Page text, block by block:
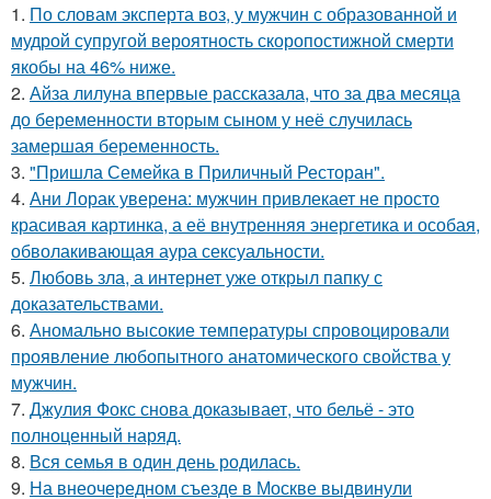
1. По словам эксперта воз, у мужчин с образованной и
мудрой супругой вероятность скоропостижной смерти
якобы на 46% ниже.
2. Айза лилуна впервые рассказала, что за два месяца
до беременности вторым сыном у неё случилась
замершая беременность.
3. "Пришла Семейка в Приличный Ресторан".
4. Ани Лорак уверена: мужчин привлекает не просто
красивая картинка, а её внутренняя энергетика и особая,
обволакивающая аура сексуальности.
5. Любовь зла, а интернет уже открыл папку с
доказательствами.
6. Аномально высокие температуры спровоцировали
проявление любопытного анатомического свойства у
мужчин.
7. Джулия Фокс снова доказывает, что бельё - это
полноценный наряд.
8. Вся семья в один день родилась.
9. На внеочередном съезде в Москве выдвинули